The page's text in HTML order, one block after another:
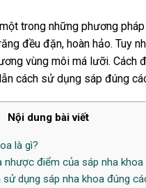
trong những phương
đều đặn, hoàn hảo. Tuy
vùng môi má lưỡi.
cách sử dụng sáp đúng
Nội dung bài viết
là gì?
nhược điểm của sáp nha khoa
sử dụng sáp nha khoa đúng